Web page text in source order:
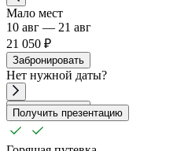
Мало мест
10 авг — 21 авг
21 050 ₽
Забронировать
Нет нужной даты?
Забронировать
Получить презентацию